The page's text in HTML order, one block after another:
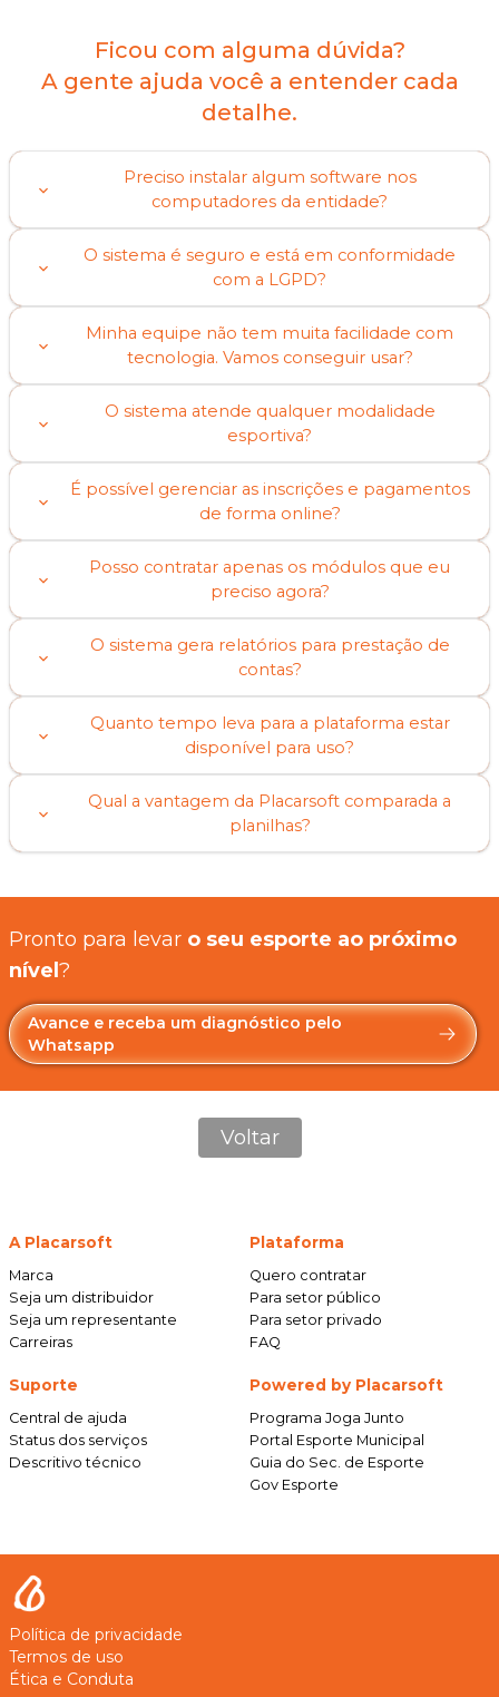
Ficou com alguma dúvida?
A gente ajuda você a entender cada
detalhe.
Preciso instalar algum software nos
computadores da entidade?
O sistema é seguro e está em conformidade
com a LGPD?
Minha equipe não tem muita facilidade com
tecnologia. Vamos conseguir usar?
O sistema atende qualquer modalidade
esportiva?
É possível gerenciar as inscrições e pagamentos
de forma online?
Posso contratar apenas os módulos que eu
preciso agora?
O sistema gera relatórios para prestação de
contas?
Quanto tempo leva para a plataforma estar
disponível para uso?
Qual a vantagem da Placarsoft comparada a
planilhas?
Pronto para levar o seu esporte ao próximo
nível ?
Avance e receba um diagnóstico pelo
Whatsapp
Voltar
A Placarsoft
Marca
Seja um distribuidor
Seja um representante
Carreiras
Plataforma
Quero contratar
Para setor público
Para setor privado
FAQ
Suporte
Central de ajuda
Status dos serviços
Descritivo técnico
Powered by Placarsoft
Programa Joga Junto
Portal Esporte Municipal
Guia do Sec. de Esporte
Gov Esporte
Política de privacidade
Termos de uso
Ética e Conduta